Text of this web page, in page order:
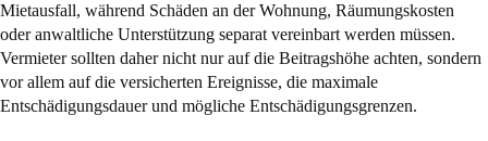
Mietausfall, während Schäden an der Wohnung, Räumungskosten
oder anwaltliche Unterstützung separat vereinbart werden müssen.
Vermieter sollten daher nicht nur auf die Beitragshöhe achten, sondern
vor allem auf die versicherten Ereignisse, die maximale
Entschädigungsdauer und mögliche Entschädigungsgrenzen.